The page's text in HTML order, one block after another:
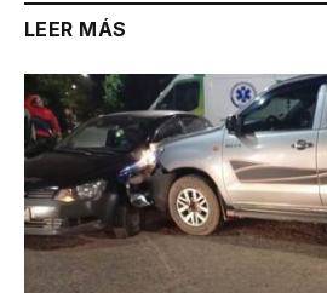
LEER MÁS